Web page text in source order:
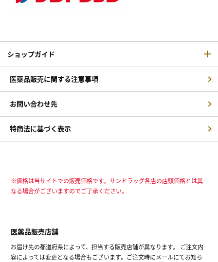
ショップガイド
医薬品販売に関する注意事項
お問い合わせ先
特商法に基づく表示
※価格は当サイトでの販売価格です。サンドラッグ各店の店頭価格とは異
なる場合がございますのでご了承ください。
医薬品販売店舗
お届け先の都道府県によって、担当する販売店舗が異なります。 ご注文内
容によっては変更となる場合もございます。ご注文時にメールにてお知ら